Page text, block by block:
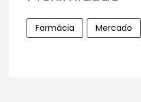
Farmácia Mercado